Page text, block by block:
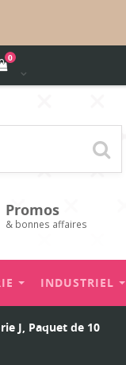
0
Promos
& bonnes affaires
INDUSTRIEL
J, Paquet de 10